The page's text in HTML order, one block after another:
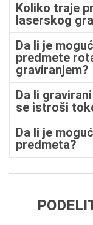
Koliko traje
laserskog
Da li je
predmete
graviranjem?
Da li
se istroši
Da li je
predmeta?